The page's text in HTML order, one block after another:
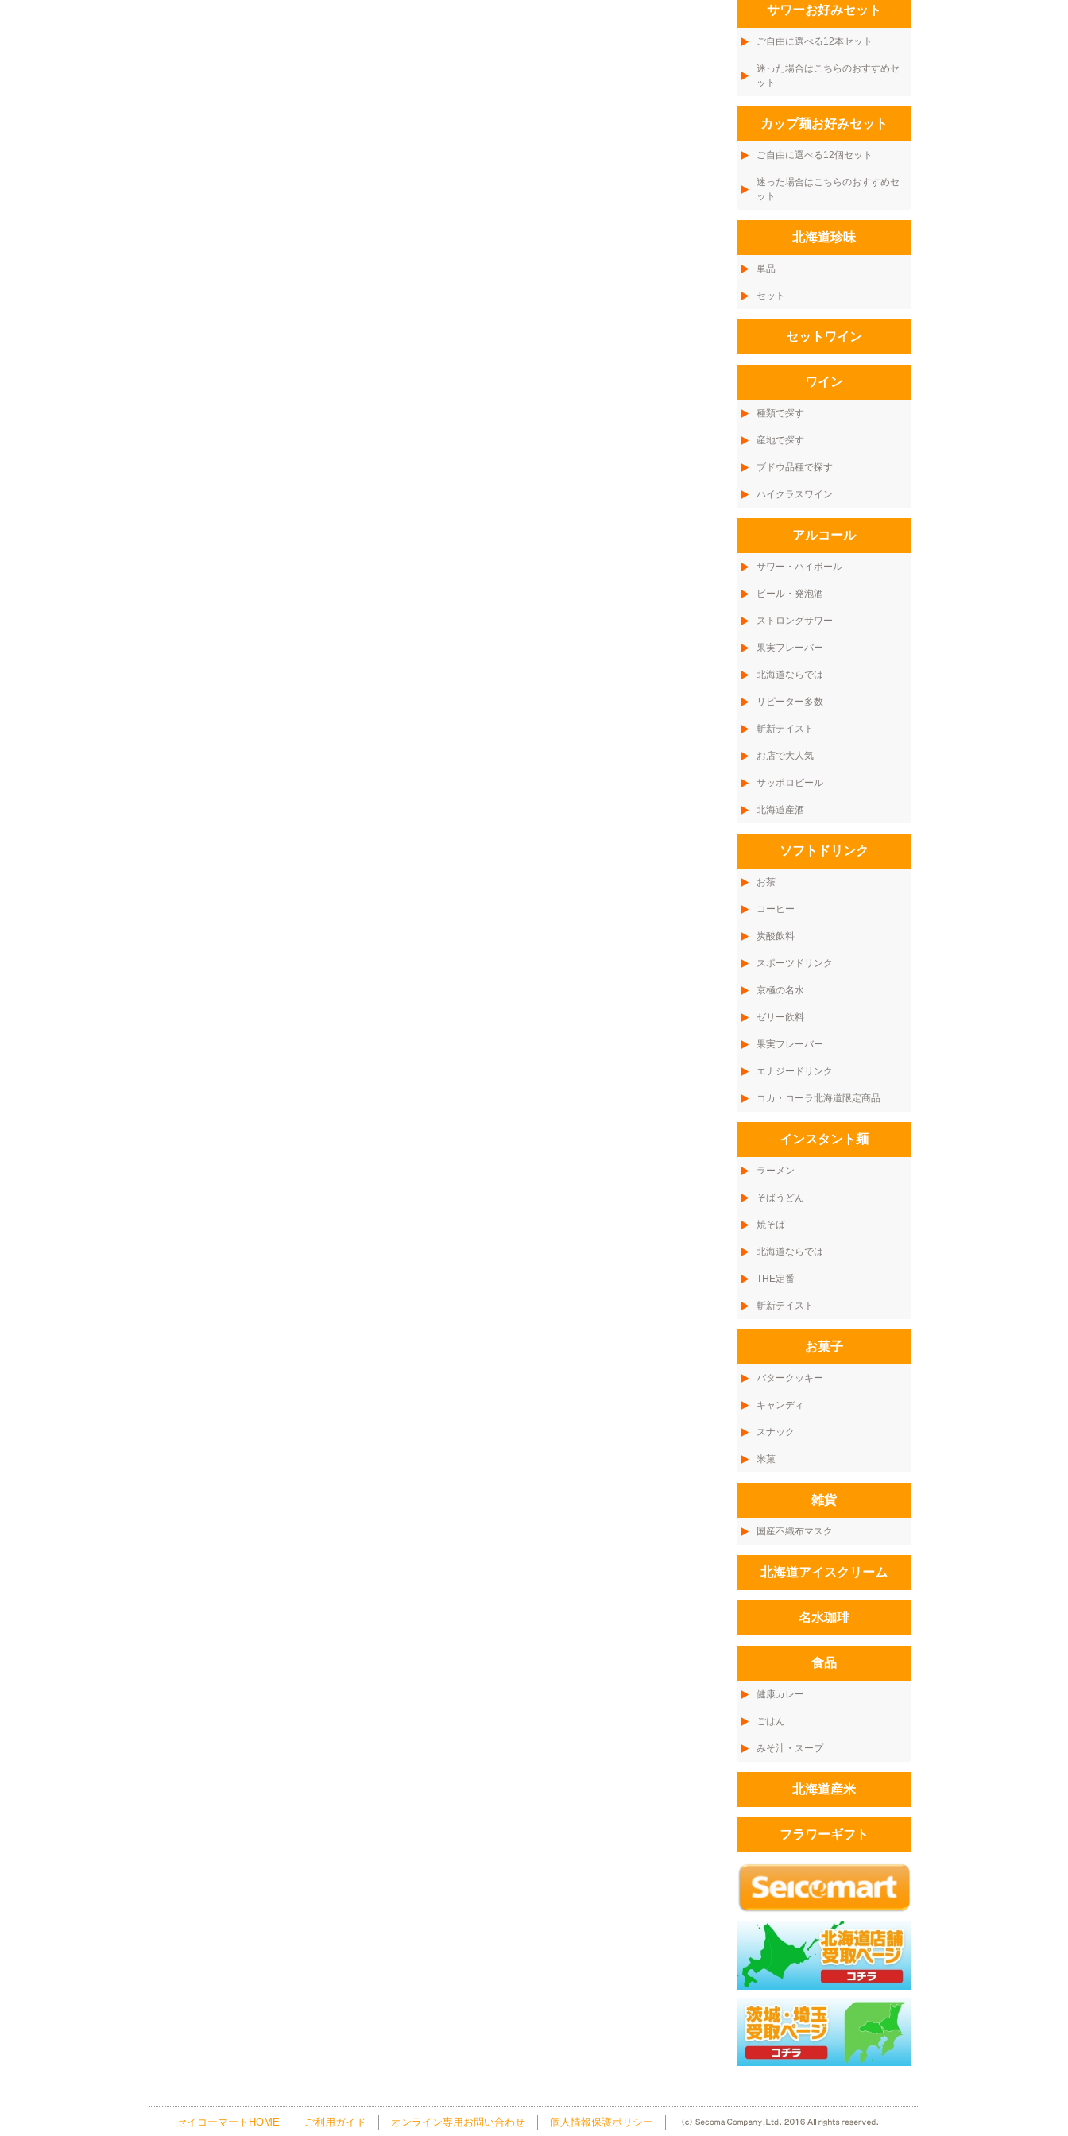
サワーお好みセット
ご自由に選べる12本セット
迷った場合はこちらのおすすめセ
ット
カップ麺お好みセット
ご自由に選べる12個セット
迷った場合はこちらのおすすめセ
ット
北海道珍味
単品
セット
セットワイン
ワイン
種類で探す
産地で探す
ブドウ品種で探す
ハイクラスワイン
アルコール
サワー・ハイボール
ビール・発泡酒
ストロングサワー
果実フレーバー
北海道ならでは
リピーター多数
斬新テイスト
お店で大人気
サッポロビール
北海道産酒
ソフトドリンク
お茶
コーヒー
炭酸飲料
スポーツドリンク
京極の名水
ゼリー飲料
果実フレーバー
エナジードリンク
コカ・コーラ北海道限定商品
インスタント麺
ラーメン
そばうどん
焼そば
北海道ならでは
THE定番
斬新テイスト
お菓子
バタークッキー
キャンディ
スナック
米菓
雑貨
国産不織布マスク
北海道アイスクリーム
名水珈琲
食品
健康カレー
ごはん
みそ汁・スープ
北海道産米
フラワーギフト
セイコーマートHOME ご利用ガイド オンライン専用お問い合わせ 個人情報保護ポリシー